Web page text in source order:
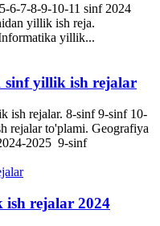
6-7-8-9-10-11 sinf 2024
yillik ish reja.
yillik...
sinf yillik ish rejalar
ish rejalar. 8-sinf 9-sinf 10-
rejalar to'plami. Geografiya
2025 9-sinf
ish rejalar 2024